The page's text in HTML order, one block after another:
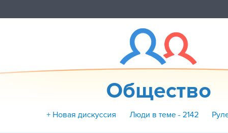
Общество
+ Новая дискуссия Люди в теме - 2142